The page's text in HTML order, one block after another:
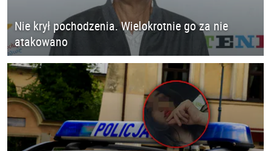
Nie krył pochodzenia. Wielokrotnie go za nie
atakowano